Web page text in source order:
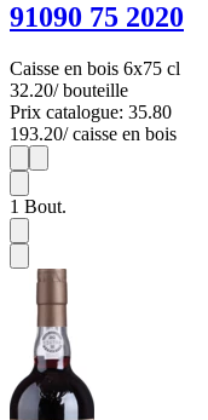
91090 75 2020
Caisse en bois 6x75 cl
32.20/ bouteille
Prix catalogue: 35.80
193.20/ caisse en bois
1
1 Bout.